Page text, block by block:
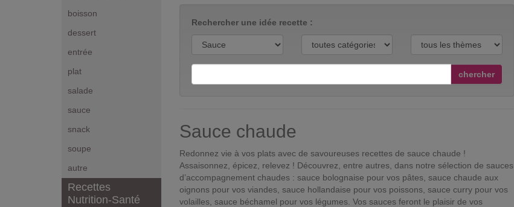
boisson
dessert
entrée
plat
salade
sauce
snack
soupe
autre
Recettes
Nutrition-Santé
Rechercher une idée recette :
chercher
Sauce chaude
Redonnez vie à vos plats avec de savoureuses recettes de sauce chaude !
Assaisonnez, épicez, relevez ! Découvrez, entre autres, dans notre sélection de sauces
d’accompagnement chaudes : sauce bolognaise pour vos pâtes, sauce chaude aux
oignons pour vos viandes, sauce hollandaise pour vos poissons, sauce curry pour vos
volailles, sauce béchamel pour vos légumes. Vos sauces feront le plaisir de vos